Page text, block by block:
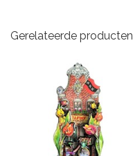
Gerelateerde producten